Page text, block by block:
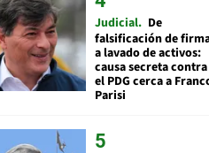
Judicial De
falsificación de
a lavado de activos:
causa secreta contra
el PDG cerca a
Parisi